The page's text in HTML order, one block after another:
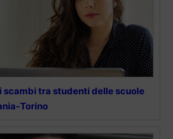
scambi tra studenti delle scuole
Torino